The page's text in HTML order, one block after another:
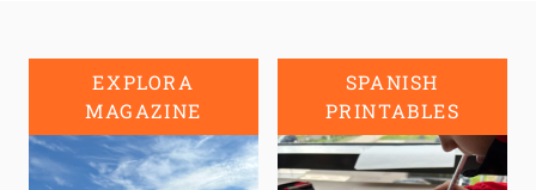
EXPLORA
MAGAZINE
SPANISH
PRINTABLES